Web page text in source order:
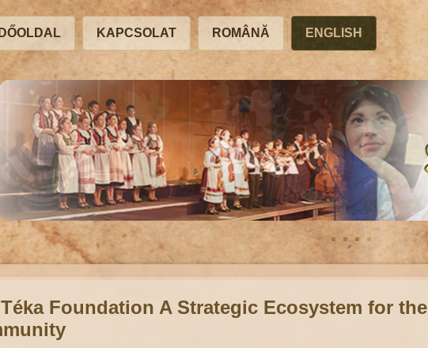
KAPCSOLAT ROMÂNĂ ENGLISH
Foundation A Strategic Ecosystem for the